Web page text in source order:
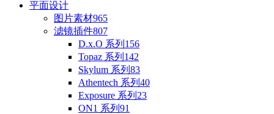
平面设计
图片素材965
滤镜插件807
D.x.O 系列 156
Topaz 系列 142
Skylum 系列 83
Athentech 系列 40
Exposure 系列 23
ON1 系列 91